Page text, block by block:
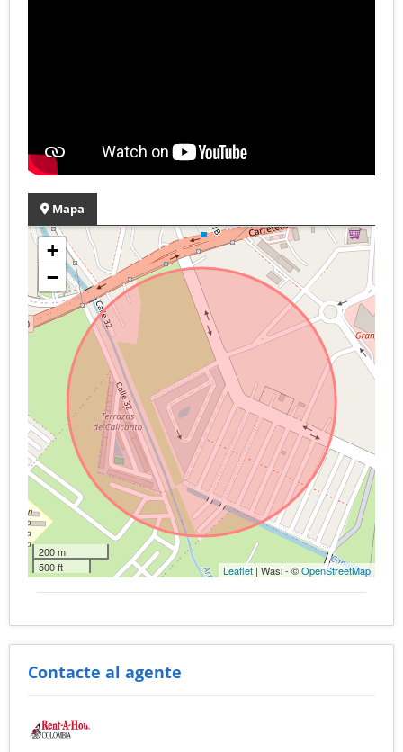
Mapa
+
−
200 m
500 ft
Leaflet | Wasi - ©OpenStreetMap
Contacte al agente